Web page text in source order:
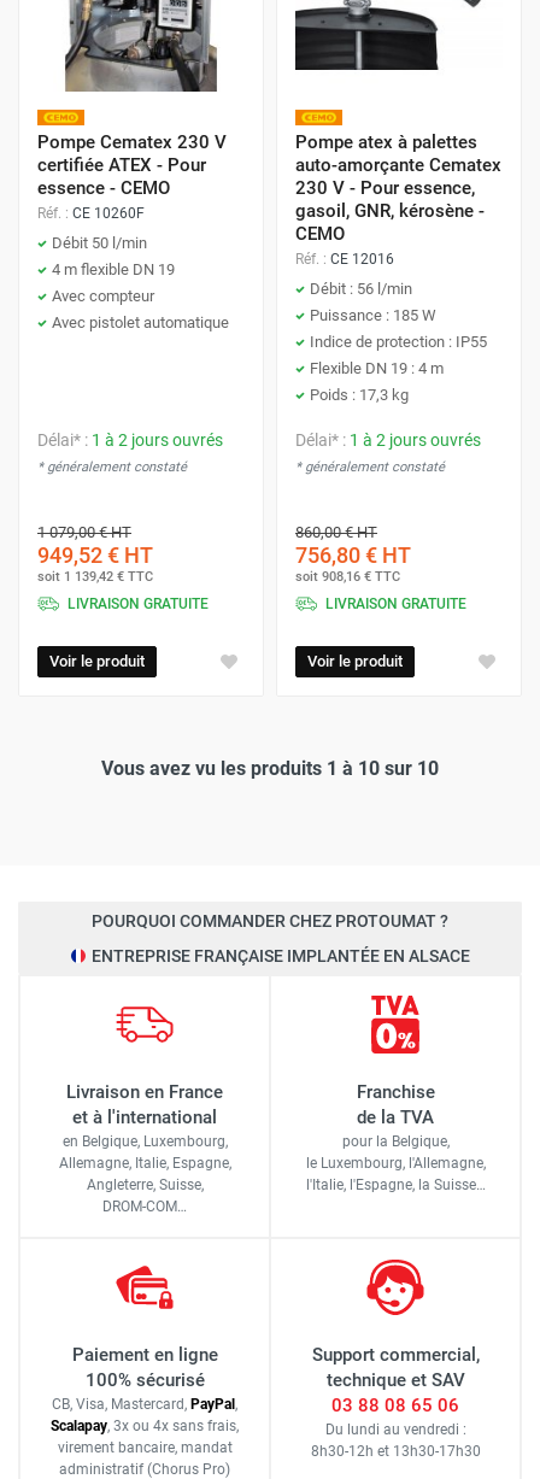
Pompe Cematex 230 V
certifiée ATEX - Pour
essence - CEMO
Réf. : CE 10260F
Débit 50 l/min
4 m flexible DN 19
Avec compteur
Avec pistolet automatique
Délai* : 1 à 2 jours ouvrés
* généralement constaté
1 079,00 €HT
949,52 € HT
soit 1 139,42 € TTC
LIVRAISON GRATUITE
Voir le produit
Pompe atex à palettes
auto-amorçante Cematex
230 V - Pour essence,
gasoil, GNR, kérosène -
CEMO
Réf. : CE 12016
Débit : 56 l/min
Puissance : 185 W
Indice de protection : IP55
Flexible DN 19 : 4 m
Poids : 17,3 kg
Délai* : 1 à 2 jours ouvrés
* généralement constaté
860,00 €HT
756,80 € HT
soit 908,16 € TTC
LIVRAISON GRATUITE
Voir le produit
Vous avez vu les produits 1 à 10 sur 10
POURQUOI COMMANDER CHEZ PROTOUMAT ?
ENTREPRISE FRANÇAISE IMPLANTÉE EN ALSACE
Livraison en France
et à l'international
en Belgique, Luxembourg,
Allemagne, Italie, Espagne,
Angleterre, Suisse,
DROM-COM…
Franchise
de la TVA
pour la Belgique,
le Luxembourg, l'Allemagne,
l'Italie, l'Espagne, la Suisse…
Paiement en ligne
100% sécurisé
CB, Visa, Mastercard, PayPal,
Scalapay, 3x ou 4x sans frais,
virement bancaire, mandat
administratif (Chorus Pro)
Support commercial,
technique et SAV
03 88 08 65 06
Du lundi au vendredi :
8h30-12h et 13h30-17h30